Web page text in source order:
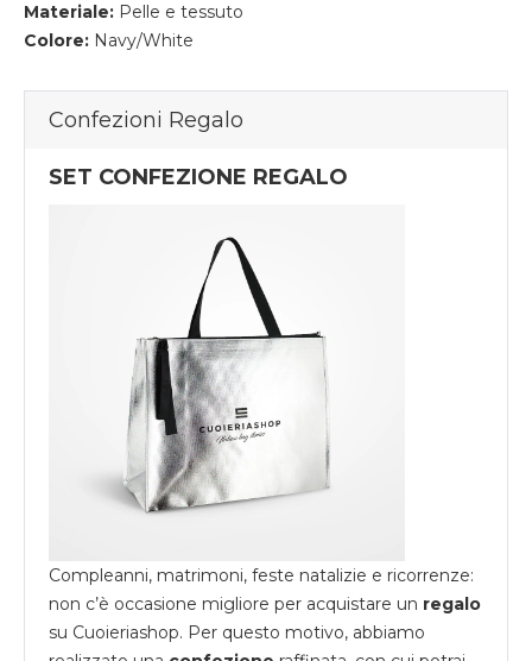
Materiale: Pelle e tessuto
Colore: Navy/White
Confezioni Regalo
SET CONFEZIONE REGALO
Compleanni, matrimoni, feste natalizie e ricorrenze:
non c’è occasione migliore per acquistare un regalo
su Cuoieriashop. Per questo motivo, abbiamo